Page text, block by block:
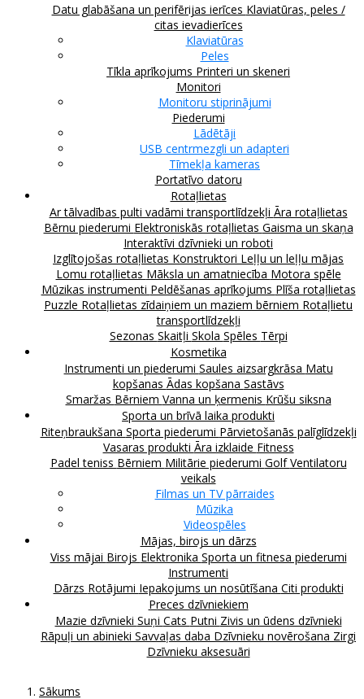
Datu glabāšana un perifērijas ierīces Klaviatūras, peles /
citas ievadierīces
Klaviatūras
Peles
Tīkla aprīkojums Printeri un skeneri
Monitori
Monitoru stiprinājumi
Piederumi
Lādētāji
USB centrmezgli un adapteri
Tīmekļa kameras
Portatīvo datoru
Rotaļlietas
Ar tālvadības pulti vadāmi transportlīdzekļi Āra rotaļlietas
Bērnu piederumi Elektroniskās rotaļlietas Gaisma un skaņa
Interaktīvi dzīvnieki un roboti
Izglītojošas rotaļlietas Konstruktori Leļļu un leļļu mājas
Lomu rotaļlietas Māksla un amatniecība Motora spēle
Mūzikas instrumenti Peldēšanas aprīkojums Plīša rotaļlietas
Puzzle Rotaļlietas zīdaiņiem un maziem bērniem Rotaļlietu
transportlīdzekļi
Sezonas Skaitļi Skola Spēles Tērpi
Kosmetika
Instrumenti un piederumi Saules aizsargkrāsa Matu
kopšanas Ādas kopšana Sastāvs
Smaržas Bērniem Vanna un ķermenis Krūšu siksna
Sporta un brīvā laika produkti
Riteņbraukšana Sporta piederumi Pārvietošanās palīglīdzekļi
Vasaras produkti Āra izklaide Fitness
Padel teniss Bērniem Militārie piederumi GolfVentilatoru
veikals
Filmas un TV pārraides
Mūzika
Videospēles
Mājas, birojs un dārzs
Viss mājai Birojs Elektronika Sporta un fitnesa piederumi
Instrumenti
Dārzs Rotājumi Iepakojums un nosūtīšana Citi produkti
Preces dzīvniekiem
Mazie dzīvnieki Suņi Cats Putni Zivis un ūdens dzīvnieki
Rāpuļi un abinieki Savvaļas daba Dzīvnieku novērošana Zirgi
Dzīvnieku aksesuāri
Sākums